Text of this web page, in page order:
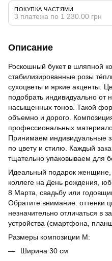
ПОКУПКА ЧАСТЯМИ
3 платежа по 1 230.00 грн
Описание
Роскошный букет в шляпной
стабилизированные розы
сухоцветы и яркие акценты.
подобрать индивидуально от
насыщенных тонов. Такой
объемно и дорого.
профессиональных
Принимаем индивидуальные
по цвету и стилю. Каждый
тщательно упаковываем для
Идеальный подарок
коллеге на День рождения,
8 Марта, свадьбу или
Обратите внимание: оттенки
незначительно отличаться в
устройства (смартфона,
Размеры композиции М:
Ширина 30 см